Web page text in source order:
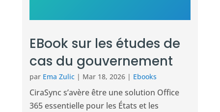
EBook sur les études de
cas du gouvernement
par Ema Zulic| Mar 18, 2026| Ebooks
CiraSync s’avère être une solution Office
365 essentielle pour les États et les